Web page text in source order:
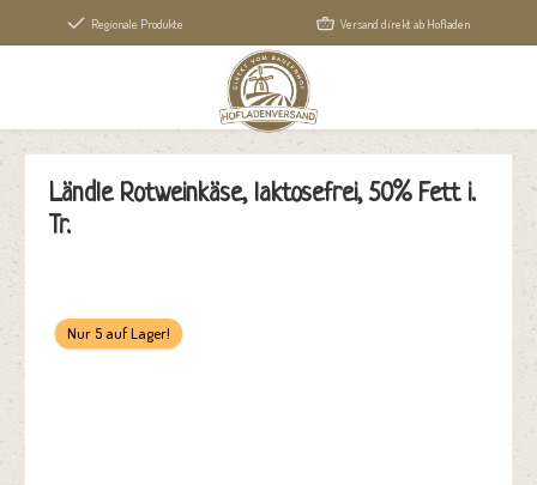
springen Regionale Produkte Versand direkt ab Hofladen
Ländle Rotweinkäse, laktosefrei, 50% Fett i.
Tr.
Bildergalerie überspringen
Nur 5 auf Lager!